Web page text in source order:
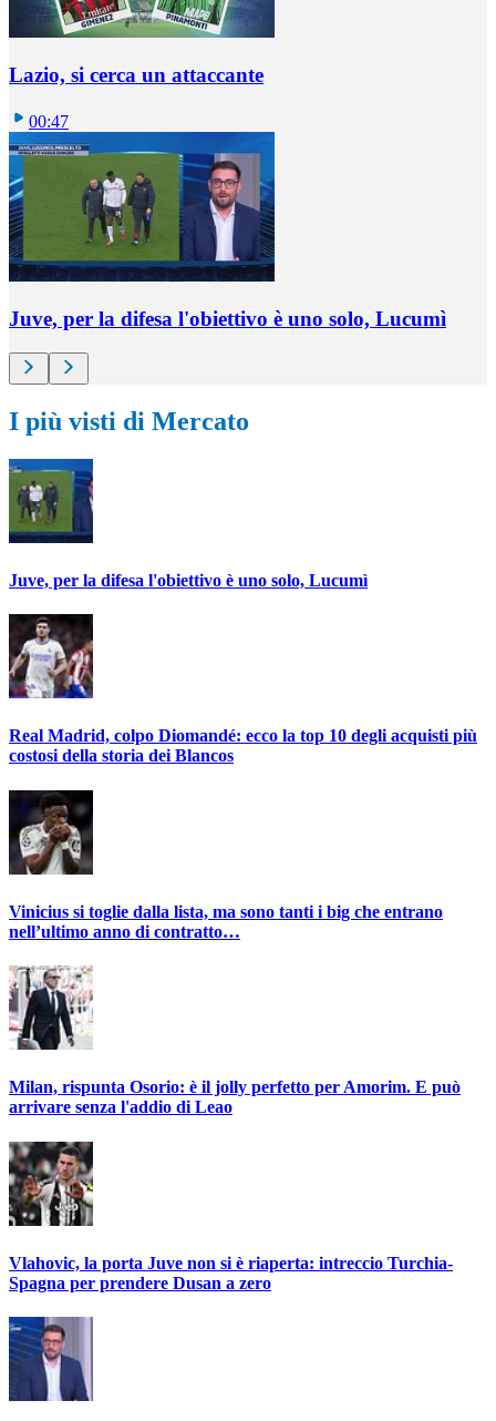
Lazio, si cerca un attaccante
00:47
Juve, per la difesa l'obiettivo è uno solo, Lucumì
I più visti di Mercato
Juve, per la difesa l'obiettivo è uno solo, Lucumì
Real Madrid, colpo Diomandé: ecco la top 10 degli acquisti più
costosi della storia dei Blancos
Vinicius si toglie dalla lista, ma sono tanti i big che entrano
nell’ultimo anno di contratto…
Milan, rispunta Osorio: è il jolly perfetto per Amorim. E può
arrivare senza l'addio di Leao
Vlahovic, la porta Juve non si è riaperta: intreccio Turchia-
Spagna per prendere Dusan a zero